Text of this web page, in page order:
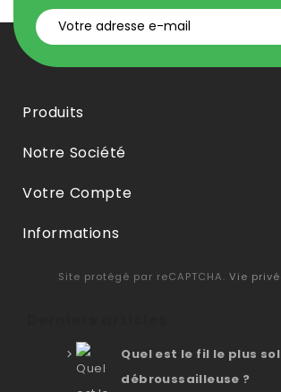
Produits
Notre Société
Votre Compte
Informations
Site protégé par reCAPTCHA. Vie
Quel est le fil le plus
débroussailleuse ?